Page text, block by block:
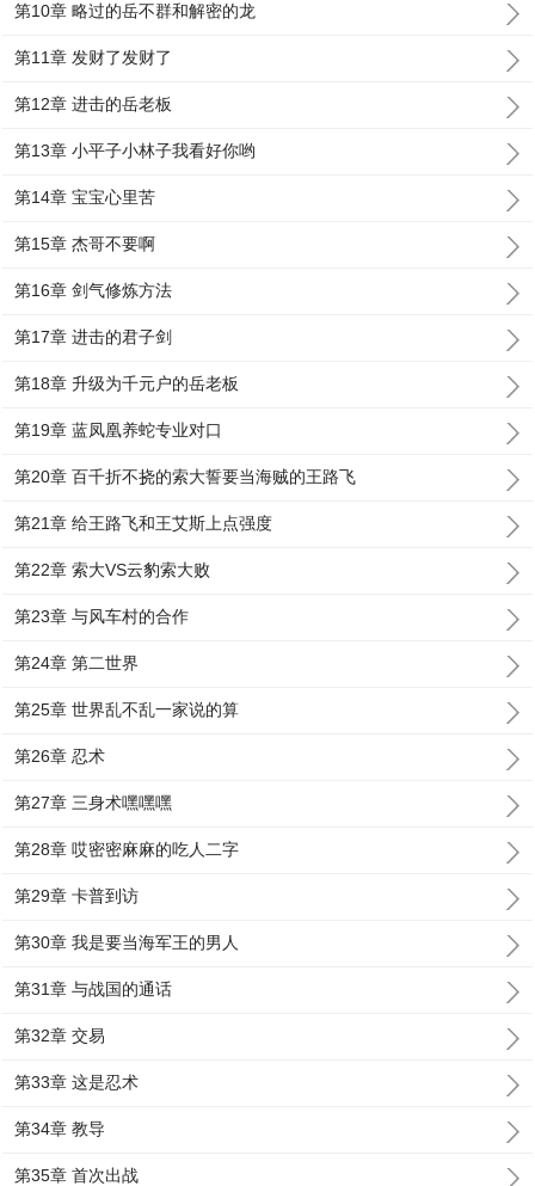
第10章 略过的岳不群和解密的龙
第11章 发财了发财了
第12章 进击的岳老板
第13章 小平子小林子我看好你哟
第14章 宝宝心里苦
第15章 杰哥不要啊
第16章 剑气修炼方法
第17章 进击的君子剑
第18章 升级为千元户的岳老板
第19章 蓝凤凰养蛇专业对口
第20章 百千折不挠的索大誓要当海贼的王路飞
第21章 给王路飞和王艾斯上点强度
第22章 索大VS云豹索大败
第23章 与风车村的合作
第24章 第二世界
第25章 世界乱不乱一家说的算
第26章 忍术
第27章 三身术嘿嘿嘿
第28章 哎密密麻麻的吃人二字
第29章 卡普到访
第30章 我是要当海军王的男人
第31章 与战国的通话
第32章 交易
第33章 这是忍术
第34章 教导
第35章 首次出战